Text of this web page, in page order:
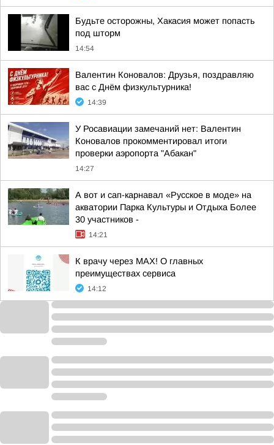
Будьте осторожны, Хакасия может попасть
под шторм
14:54
Валентин Коновалов: Друзья, поздравляю
вас с Днём физкультурника!
14:39
У Росавиации замечаний нет: Валентин
Коновалов прокомментировал итоги
проверки аэропорта "Абакан"
14:27
А вот и сап-карнавал «Русское в моде» на
акватории Парка Культуры и Отдыха Более
30 участников -
14:21
К врачу через МАХ! О главных
преимуществах сервиса
14:12